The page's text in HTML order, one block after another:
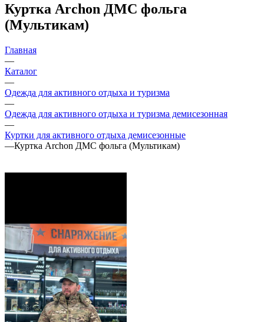
Куртка Archon ДМС фольга
(Мультикам)
Главная
—
Каталог
—
Одежда для активного отдыха и туризма
—
Одежда для активного отдыха и туризма демисезонная
—
Куртки для активного отдыха демисезонные
—Куртка Archon ДМС фольга (Мультикам)